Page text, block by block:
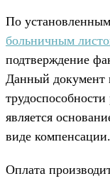
По
больничным
подтверждение
Данный документ
является
виде компенсации.
Оплата